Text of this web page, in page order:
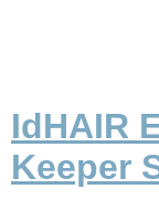
IdHAIR
Keeper